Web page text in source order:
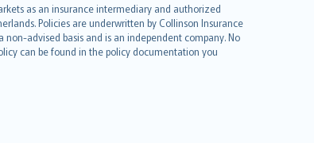
as an insurance intermediary and authorized
Policies are underwritten by Collinson Insurance
advised basis and is an independent company. No
can be found in the policy documentation you